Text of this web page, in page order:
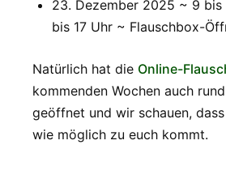
23. Dezember 2025 ~ 9 bis
bis 17 Uhr ~ Flauschbox-
Natürlich hat die Online-
kommenden Wochen auch
geöffnet und wir schauen,
wie möglich zu euch kommt.